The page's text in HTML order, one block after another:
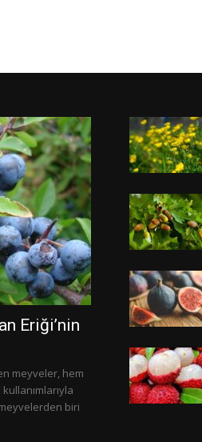
Eriği’nin
meyveler, hem
biri